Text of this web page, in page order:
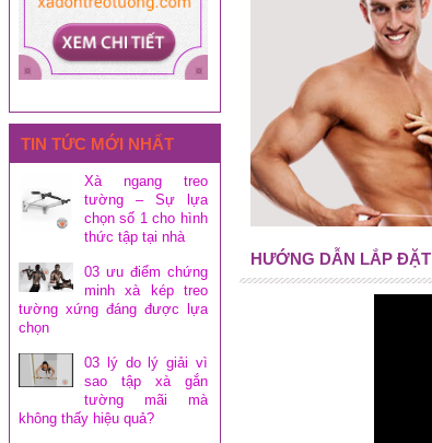
HƯỚNG DẪN LẮP ĐẶT
TIN TỨC MỚI NHẤT
Xà ngang treo
tường – Sự lựa
chọn số 1 cho hình
thức tập tại nhà
03 ưu điểm chứng
minh xà kép treo
tường xứng đáng được lựa
chọn
03 lý do lý giải vì
sao tập xà gắn
tường mãi mà
không thấy hiệu quả?